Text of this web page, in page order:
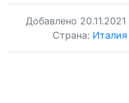
Добавлено 20.11.2021
Страна: Италия